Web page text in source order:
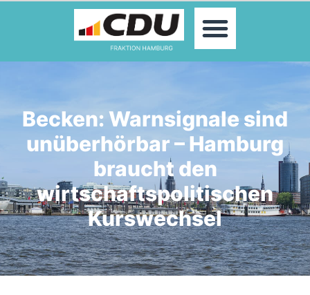
Becken: Warnsignale sind
unüberhörbar – Hamburg
braucht den
wirtschaftspolitischen
Kurswechsel
MOIN!
ABGEORDNETE
KONTAKT
PRESSE